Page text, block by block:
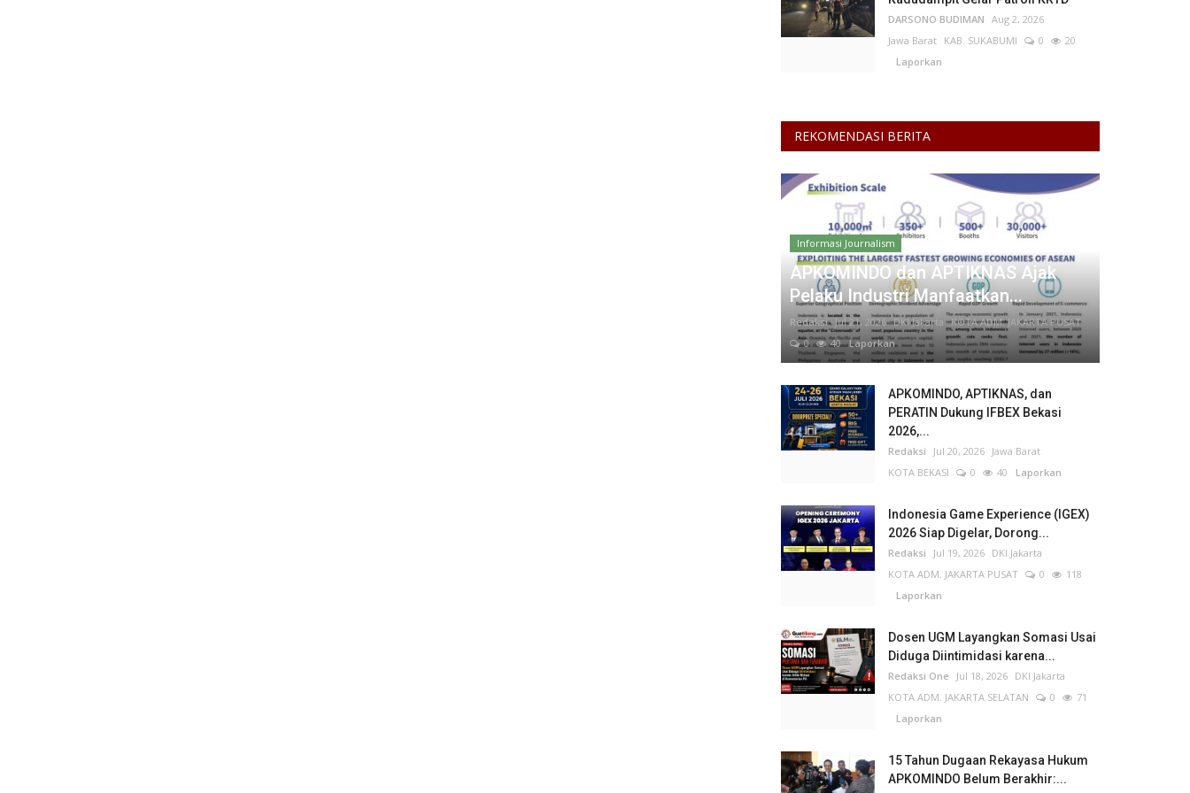
DARSONO BUDIMAN Aug 2, 2026
Jawa Barat KAB. SUKABUMI 0
20
Laporkan
REKOMENDASI BERITA
Informasi Journalism
APKOMINDO dan APTIKNAS Ajak
Pelaku Industri Manfaatkan...
Redaksi Jul 21, 2026 DKI Jakarta KOTA ADM. JAKARTA PUSAT
0
40Laporkan
APKOMINDO, APTIKNAS, dan
PERATIN Dukung IFBEX Bekasi
2026,...
Redaksi Jul 20, 2026 Jawa Barat
KOTA BEKASI
0 40 Laporkan
Indonesia Game Experience (IGEX)
2026 Siap Digelar, Dorong...
Redaksi Jul 19, 2026 DKI Jakarta
KOTA ADM. JAKARTA PUSAT
0
118
Laporkan
Dosen UGM Layangkan Somasi Usai
Diduga Diintimidasi karena...
Redaksi One Jul 18, 2026 DKI Jakarta
KOTA ADM. JAKARTA SELATAN
0
71
Laporkan
15 Tahun Dugaan Rekayasa Hukum
APKOMINDO Belum Berakhir:...